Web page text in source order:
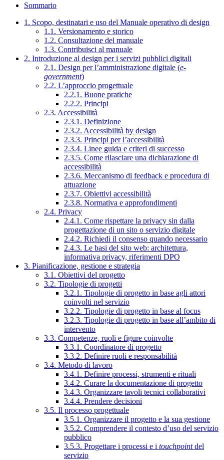
Sommario
1. Scopo, destinatari e uso del Manuale operativo di design
1.1. Versionamento e storico
1.2. Consultazione del manuale
1.3. Contribuisci al manuale
2. Introduzione al design per i servizi pubblici digitali
2.1. Design per l’amministrazione digitale (e-
government)
2.2. L’approccio progettuale
2.2.1. Buone pratiche
2.2.2. Principi
2.3. Accessibilità
2.3.1. Definizione
2.3.2. Accessibilità by design
2.3.3. Principi per l’accessibilità
2.3.4. Linee guida e criteri di successo
2.3.5. Come rilasciare una dichiarazione di
accessibilità
2.3.6. Meccanismo di feedback e procedura di
attuazione
2.3.7. Obiettivi accessibilità
2.3.8. Normativa e approfondimenti
2.4. Privacy
2.4.1. Come rispettare la privacy sin dalla
progettazione di un sito o servizio digitale
2.4.2. Richiedi il consenso quando necessario
2.4.3. Le basi del sito web: architettura,
informativa privacy, riferimenti DPO
3. Pianificazione, gestione e strategia
3.1. Obiettivi del progetto
3.2. Tipologie di progetti
3.2.1. Tipologie di progetto in base agli attori
coinvolti nel servizio
3.2.2. Tipologie di progetto in base al focus
3.2.3. Tipologie di progetto in base all’ambito di
intervento
3.3. Competenze, ruoli e figure coinvolte
3.3.1. Coordinatore di progetto
3.3.2. Definire ruoli e responsabilità
3.4. Metodo di lavoro
3.4.1. Definire processi, strumenti e rituali
3.4.2. Curare la documentazione di progetto
3.4.3. Organizzare tavoli tecnici collaborativi
3.4.4. Prendere decisioni
3.5. Il processo progettuale
3.5.1. Organizzare il progetto e la sua gestione
3.5.2. Comprendere il contesto d’uso del servizio
pubblico
3.5.3. Progettare i processi e i touchpointdel
servizio